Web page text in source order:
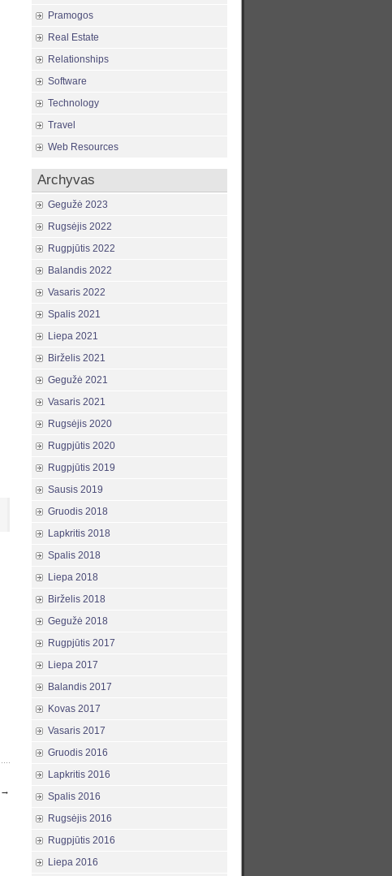
→
Pramogos
Real Estate
Relationships
Software
Technology
Travel
Web Resources
Archyvas
Gegužė 2023
Rugsėjis 2022
Rugpjūtis 2022
Balandis 2022
Vasaris 2022
Spalis 2021
Liepa 2021
Birželis 2021
Gegužė 2021
Vasaris 2021
Rugsėjis 2020
Rugpjūtis 2020
Rugpjūtis 2019
Sausis 2019
Gruodis 2018
Lapkritis 2018
Spalis 2018
Liepa 2018
Birželis 2018
Gegužė 2018
Rugpjūtis 2017
Liepa 2017
Balandis 2017
Kovas 2017
Vasaris 2017
Gruodis 2016
Lapkritis 2016
Spalis 2016
Rugsėjis 2016
Rugpjūtis 2016
Liepa 2016